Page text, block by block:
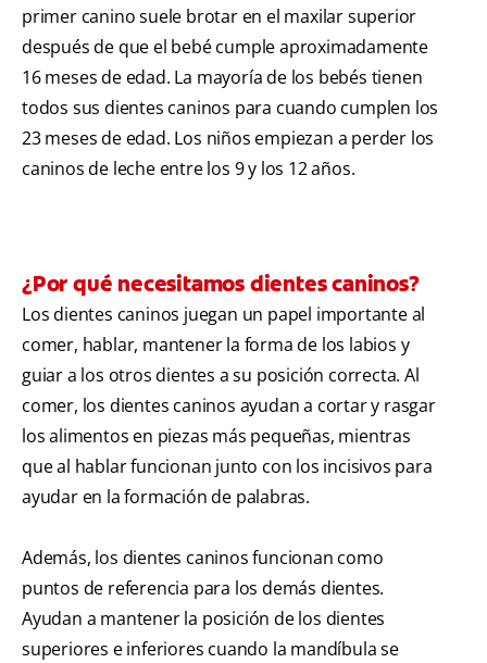
primer canino suele brotar en el maxilar superior
después de que el bebé cumple aproximadamente
16 meses de edad. La mayoría de los bebés tienen
todos sus dientes caninos para cuando cumplen los
23 meses de edad. Los niños empiezan a perder los
caninos de leche entre los 9 y los 12 años.
¿Por qué necesitamos dientes caninos?
Los dientes caninos juegan un papel importante al
comer, hablar, mantener la forma de los labios y
guiar a los otros dientes a su posición correcta. Al
comer, los dientes caninos ayudan a cortar y rasgar
los alimentos en piezas más pequeñas, mientras
que al hablar funcionan junto con los incisivos para
ayudar en la formación de palabras.
Además, los dientes caninos funcionan como
puntos de referencia para los demás dientes.
Ayudan a mantener la posición de los dientes
superiores e inferiores cuando la mandíbula se